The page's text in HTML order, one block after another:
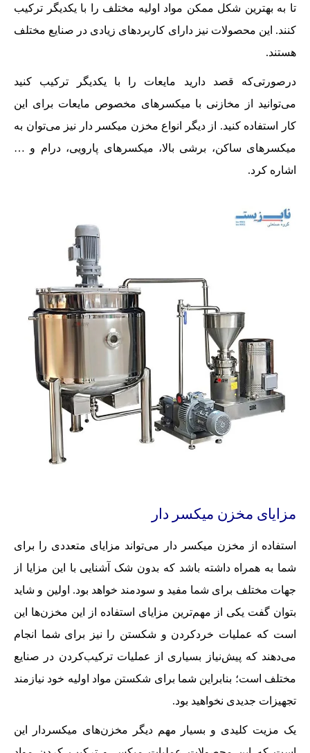
تا به بهترین شکل ممکن مواد اولیه مختلف را با یکدیگر ترکیب
کنند. این محصولات نیز دارای کاربردهای زیادی در صنایع مختلف
هستند.
درصورتی‌که قصد دارید مایعات را با یکدیگر ترکیب کنید
می‌توانید از مخازنی با میکسرهای مخصوص مایعات برای این
کار استفاده کنید. از دیگر انواع مخزن میکسر دار نیز می‌توان به
میکسرهای ساکن، برشی بالا، میکسرهای پارویی، درام و …
اشاره کرد.
مزایای مخزن میکسر دار
استفاده از مخزن میکسر دار می‌تواند مزایای متعددی را برای
شما به همراه داشته باشد که بدون شک آشنایی با این مزایا از
جهات مختلف برای شما مفید و سودمند خواهد بود. اولین و شاید
بتوان گفت یکی از مهم‌ترین مزایای استفاده از این مخزن‌ها این
است که عملیات خردکردن و شکستن را نیز برای شما انجام
می‌دهند که پیش‌نیاز بسیاری از عملیات ترکیب‌کردن در صنایع
مختلف است؛ بنابراین شما برای شکستن مواد اولیه خود نیازمند
تجهیزات جدیدی نخواهید بود.
یک مزیت کلیدی و بسیار مهم دیگر مخزن‌های میکسردار این